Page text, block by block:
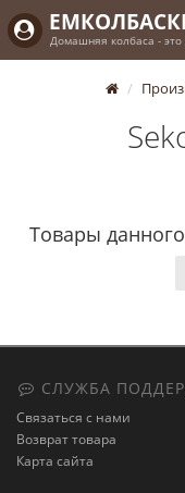
Домашняя колбаса - это
Товары
СЛУЖБА
Связаться с нами
Возврат товара
Карта сайта